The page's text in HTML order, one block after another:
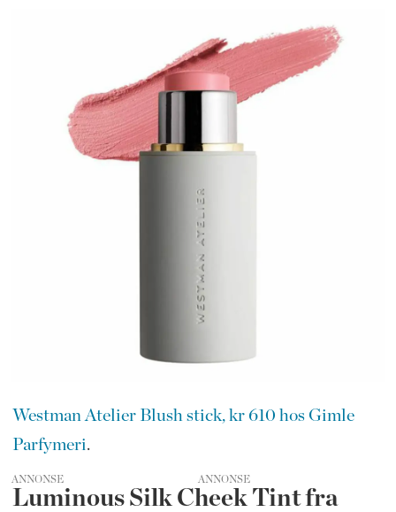
Westman Atelier Blush stick, kr 610 hos Gimle
Parfymeri.
ANNONSE
Luminous Silk Cheek Tint fra